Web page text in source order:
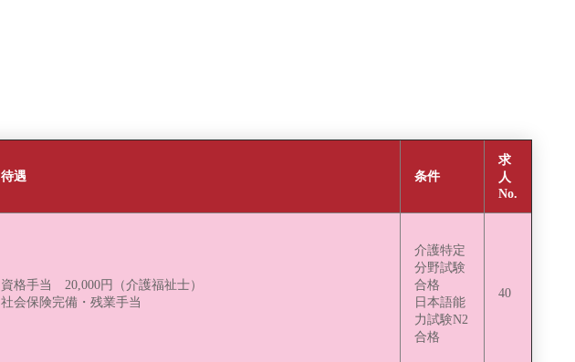
待遇 条件
求
人
No.
資格手当 20,000円（介護福祉士）
社会保険完備・残業手当
介護特定
分野試験
合格
日本語能
力試験N2
合格
40